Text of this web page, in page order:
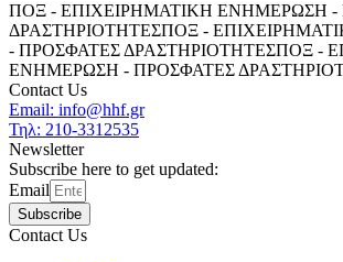
ΠΟΞ - ΕΠΙΧΕΙΡΗΜΑΤΙΚΗ ΕΝΗΜΕΡΩΣΗ -
ΔΡΑΣΤΗΡΙΟΤΗΤΕΣΠΟΞ -
- ΠΡΟΣΦΑΤΕΣ ΔΡΑΣΤΗΡΙΟΤΗΤΕΣΠΟΞ -
ΕΝΗΜΕΡΩΣΗ - ΠΡΟΣΦΑΤΕΣ
Contact Us
Email: info@hhf.gr
Τηλ: 210-3312535
Newsletter
Subscribe here to get updated:
Email
Subscribe
Contact Us